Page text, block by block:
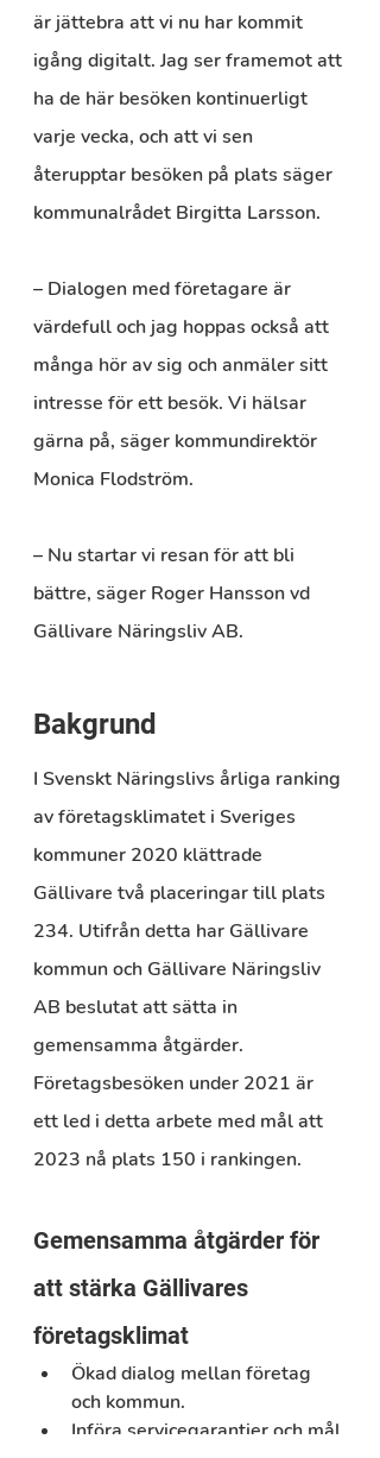
är jättebra att vi nu har kommit
igång digitalt. Jag ser framemot att
ha de här besöken kontinuerligt
varje vecka, och att vi sen
återupptar besöken på plats säger
kommunalrådet Birgitta Larsson.
– Dialogen med företagare är
värdefull och jag hoppas också att
många hör av sig och anmäler sitt
intresse för ett besök. Vi hälsar
gärna på, säger kommundirektör
Monica Flodström.
– Nu startar vi resan för att bli
bättre, säger Roger Hansson vd
Gällivare Näringsliv AB.
Bakgrund
I Svenskt Näringslivs årliga ranking
av företagsklimatet i Sveriges
kommuner 2020 klättrade
Gällivare två placeringar till plats
234. Utifrån detta har Gällivare
kommun och Gällivare Näringsliv
AB beslutat att sätta in
gemensamma åtgärder.
Företagsbesöken under 2021 är
ett led i detta arbete med mål att
2023 nå plats 150 i rankingen.
Gemensamma åtgärder för
att stärka Gällivares
företagsklimat
Ökad dialog mellan företag
och kommun.
Införa servicegarantier och mål